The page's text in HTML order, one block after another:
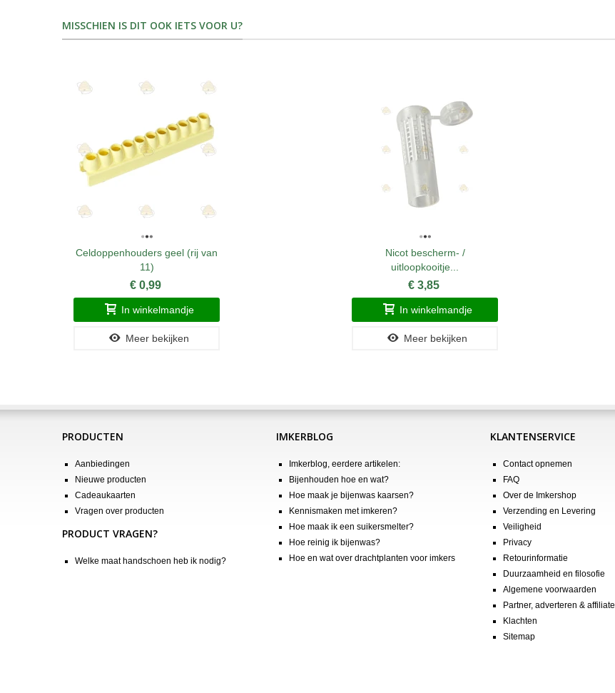
MISSCHIEN IS DIT OOK IETS VOOR U?
Celdoppenhouders geel (rij van
11)
€ 0,99
In winkelmandje
Meer bekijken
Nicot bescherm- /
uitloopkooitje...
€ 3,85
In winkelmandje
Meer bekijken
PRODUCTEN
Aanbiedingen
Nieuwe producten
Cadeaukaarten
Vragen over producten
PRODUCT VRAGEN?
Welke maat handschoen heb ik nodig?
IMKERBLOG
Imkerblog, eerdere artikelen:
Bijenhouden hoe en wat?
Hoe maak je bijenwas kaarsen?
Kennismaken met imkeren?
Hoe maak ik een suikersmelter?
Hoe reinig ik bijenwas?
Hoe en wat over drachtplanten voor imkers
KLANTENSERVICE
Contact opnemen
FAQ
Over de Imkershop
Verzending en Levering
Veiligheid
Privacy
Retourinformatie
Duurzaamheid en filosofie
Algemene voorwaarden
Partner, adverteren & affiliate
Klachten
Sitemap